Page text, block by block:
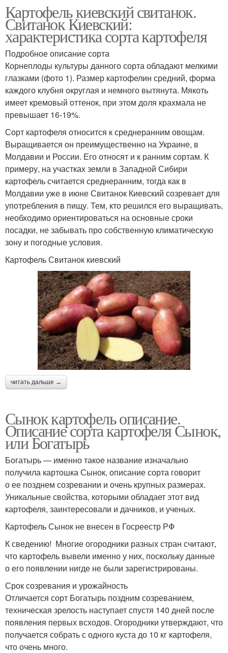
Картофель киевский свитанок.
Свитанок Киевский:
характеристика сорта картофеля
Подробное описание сорта
Корнеплоды культуры данного сорта обладают мелкими
глазками (фото 1). Размер картофелин средний, форма
каждого клубня округлая и немного вытянута. Мякоть
имеет кремовый оттенок, при этом доля крахмала не
превышает 16-19%.
Сорт картофеля относится к среднеранним овощам.
Выращивается он преимущественно на Украине, в
Молдавии и России. Его относят и к ранним сортам. К
примеру, на участках земли в Западной Сибири
картофель считается среднеранним, тогда как в
Молдавии уже в июне Свитанок Киевский созревает для
употребления в пищу. Тем, кто решился его выращивать,
необходимо ориентироваться на основные сроки
посадки, не забывать про собственную климатическую
зону и погодные условия.
Картофель Свитанок киевский
читать дальше →
Сынок картофель описание.
Описание сорта картофеля Сынок,
или Богатырь
Богатырь — именно такое название изначально
получила картошка Сынок, описание сорта говорит
о ее позднем созревании и очень крупных размерах.
Уникальные свойства, которыми обладает этот вид
картофеля, заинтересовали и дачников, и ученых.
Картофель Сынок не внесен в Госреестр РФ
К сведению! Многие огородники разных стран считают,
что картофель вывели именно у них, поскольку данные
о его появлении нигде не были зарегистрированы.
Срок созревания и урожайность
Отличается сорт Богатырь поздним созреванием,
техническая зрелость наступает спустя 140 дней после
появления первых всходов. Огородники утверждают, что
получается собрать с одного куста до 10 кг картофеля,
что очень много.